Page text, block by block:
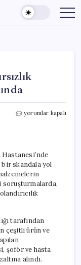
Çorum’daki
Çalışan
Gözaltında
için
yorumlar kapalı
bir skandala yol
soruşturmalarda,
tarafından
çeşitli ürün ve
şoför ve hasta
alındı.